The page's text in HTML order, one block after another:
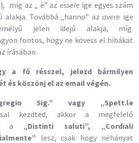
), míg az „ è” az essere ige egyes szám
alakja. Továbbá „hanno” azavere ige
jelen idejű alakja, míg
fontos, hogy ne kövess el hibákat
írásában.
a fő résszel, jelezd bármilyen
és köszönj el az email végén.
Sig.” vagy „Spett.le
kezdted, akkor a megfelelő
a „Distinti saluti”, „Cordiali
lesz, csak hogy néhányat